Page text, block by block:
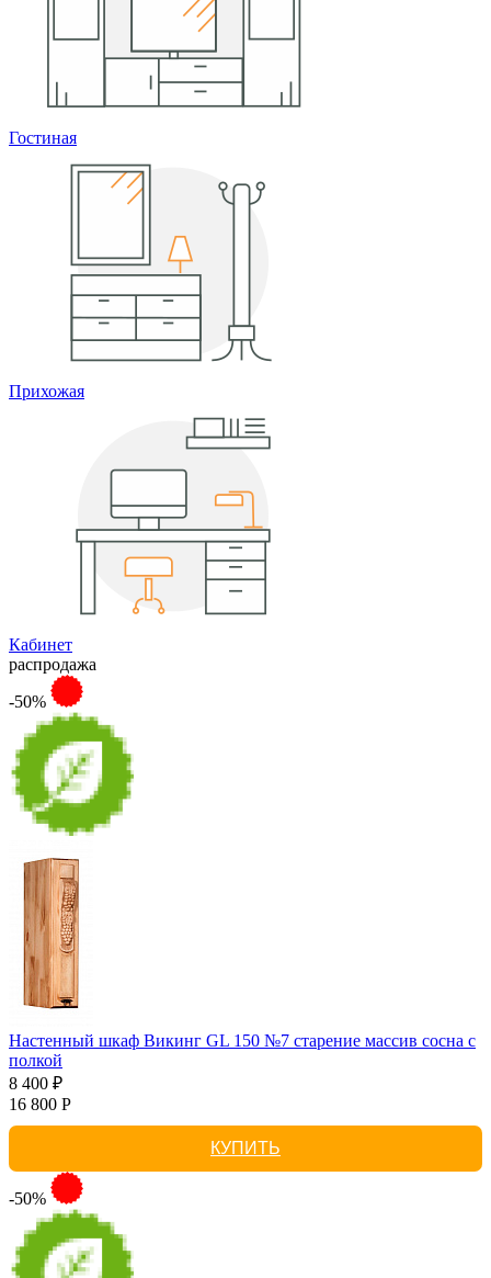
Гостиная
Прихожая
Кабинет
распродажа
-50%
Настенный шкаф Викинг GL 150 №7 старение массив сосна с
полкой
8 400 ₽
16 800 Р
КУПИТЬ
-50%